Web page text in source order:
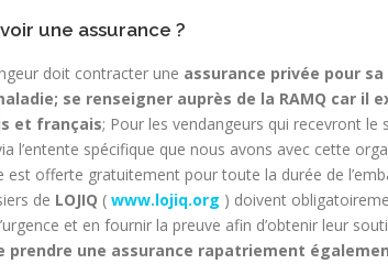
une assurance ?
doit contracter une assurance privée pour
se renseigner auprès de la RAMQ car il
et français; Pour les vendangeurs qui recevront le
l’entente spécifique que nous avons avec cette
est offerte gratuitement pour toute la durée de
de LOJIQ ( www.lojiq.org ) doivent
et en fournir la preuve afin d’obtenir leur
prendre une assurance rapatriement